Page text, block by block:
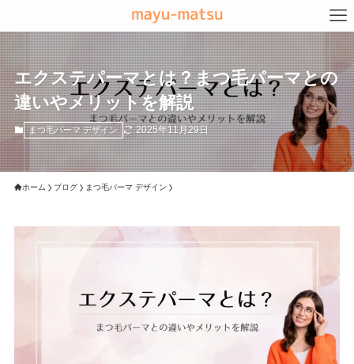
エクステパーマとは？まつ毛パーマとの
違いやメリットを解説
まつ毛パーマ デザイン 2025年11月29日
ホーム ブログ まつ毛パーマ デザイン